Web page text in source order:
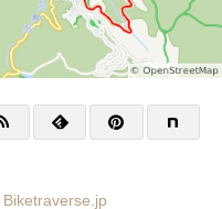
Biketraverse.jp